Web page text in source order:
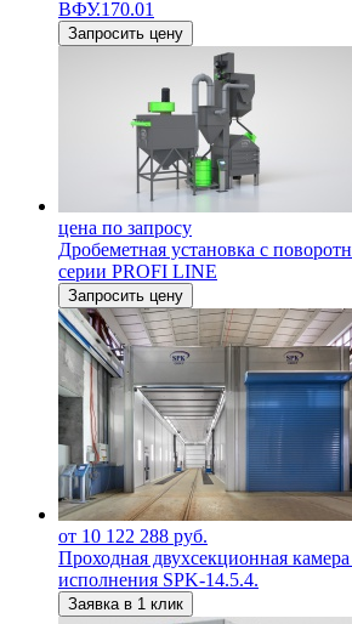
ВФУ.170.01
Запросить цену
цена по запросу
Дробеметная установка с
серии PROFI LINE
Запросить цену
от 10 122 288 руб.
Проходная двухсекционная
исполнения SPK-14.5.4.
Заявка в 1 клик